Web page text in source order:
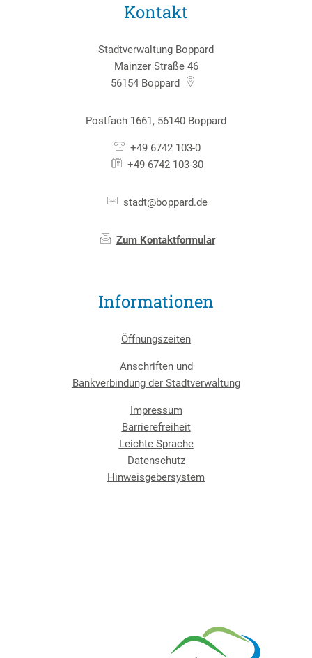
Kontakt
Stadtverwaltung Boppard
Mainzer Straße 46
56154 Boppard
Postfach 1661, 56140 Boppard
+49 6742 103-0
+49 6742 103-30
stadt@boppard.de
Zum Kontaktformular
Informationen
Öffnungszeiten
Anschriften und
Bankverbindung der Stadtverwaltung
Impressum
Barrierefreiheit
Leichte Sprache
Datenschutz
Hinweisgebersystem